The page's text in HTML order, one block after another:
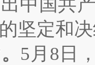
中国共
坚定和
5月8日